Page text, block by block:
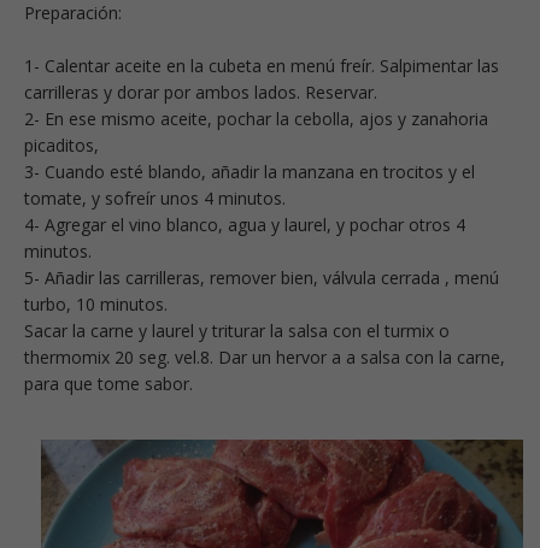
Preparación:
1- Calentar aceite en la cubeta en menú freír. Salpimentar las
carrilleras y dorar por ambos lados. Reservar.
2- En ese mismo aceite, pochar la cebolla, ajos y zanahoria
picaditos,
3- Cuando esté blando, añadir la manzana en trocitos y el
tomate, y sofreír unos 4 minutos.
4- Agregar el vino blanco, agua y laurel, y pochar otros 4
minutos.
5- Añadir las carrilleras, remover bien, válvula cerrada , menú
turbo, 10 minutos.
Sacar la carne y laurel y triturar la salsa con el turmix o
thermomix 20 seg. vel.8. Dar un hervor a a salsa con la carne,
para que tome sabor.